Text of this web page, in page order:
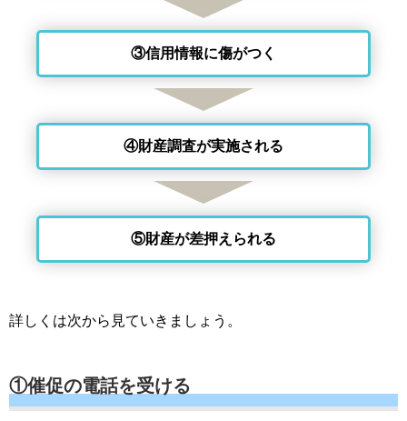
③信用情報に傷がつく
④財産調査が実施される
⑤財産が差押えられる
詳しくは次から見ていきましょう。
①催促の電話を受ける